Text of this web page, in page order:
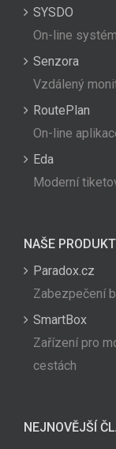
SYSDO
On-line
Senzora
Vzdálený
RoutePlan
On-line
Eda
Moderní
NAŠE
Paradox.cz
Zabezpečení
SmartBox
Zařízení pro
cestách
NEJNOVĚJŠÍ